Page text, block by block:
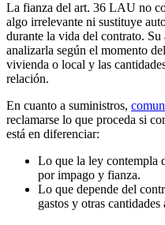
La fianza del art. 36 LAU no
algo irrelevante ni sustituye
durante la vida del contrato.
analizarla según el momento
vivienda o local y las
relación.
En cuanto a suministros,
reclamarse lo que proceda si
está en diferenciar:
Lo que la ley contempla
por impago y fianza.
Lo que depende del
gastos y otras